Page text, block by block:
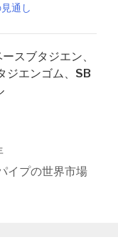
通し
スブタジエン、
ジエンゴム、SB
イプの世界市場